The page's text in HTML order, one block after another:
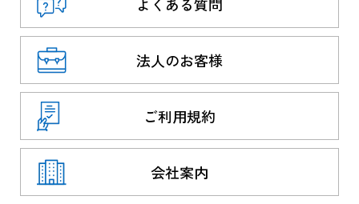
よくある質問
法人のお客様
ご利用規約
会社案内